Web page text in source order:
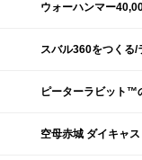
ウォーハンマー
スバル360をつくる
ピーターラビット
空母赤城 ダイキャ